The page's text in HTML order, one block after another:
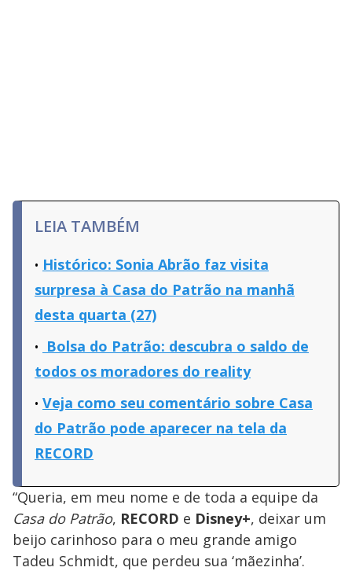
LEIA TAMBÉM
Histórico: Sonia Abrão faz visita
surpresa à Casa do Patrão na manhã
desta quarta (27)
Bolsa do Patrão: descubra o saldo de
todos os moradores do reality
Veja como seu comentário sobre Casa
do Patrão pode aparecer na tela da
RECORD
“Queria, em meu nome e de toda a equipe da
Casa do Patrão, RECORD e Disney+, deixar um
beijo carinhoso para o meu grande amigo
Tadeu Schmidt, que perdeu sua ‘mãezinha’.